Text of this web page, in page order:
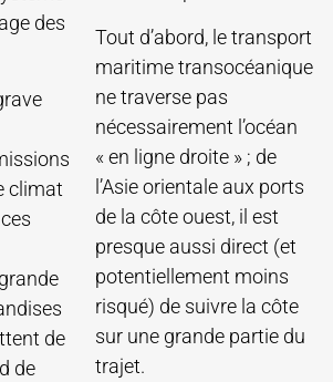
des
climat
de
de
Tout d’abord, le transport
maritime transocéanique
ne traverse pas
nécessairement l’océan
« en ligne droite » ; de
l’Asie orientale aux ports
de la côte ouest, il est
presque aussi direct (et
potentiellement moins
risqué) de suivre la côte
sur une grande partie du
trajet.